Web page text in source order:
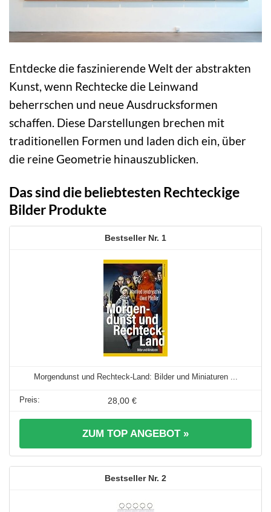
Entdecke die faszinierende Welt der abstrakten
Kunst, wenn Rechtecke die Leinwand
beherrschen und neue Ausdrucksformen
schaffen. Diese Darstellungen brechen mit
traditionellen Formen und laden dich ein, über
die reine Geometrie hinauszublicken.
Das sind die beliebtesten Rechteckige
Bilder Produkte
1
Morgendunst und Rechteck-Land: Bilder und Miniaturen ...
28,00 €
ZUM TOP ANGEBOT »
2